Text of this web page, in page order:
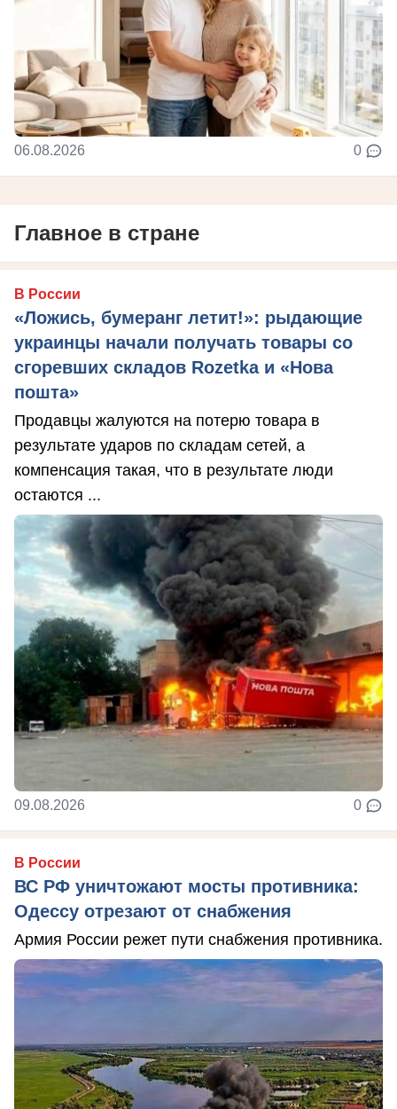
06.08.2026 0
Главное в стране
В России
«Ложись, бумеранг летит!»: рыдающие
украинцы начали получать товары со
сгоревших складов Rozetka и «Нова
пошта»
Продавцы жалуются на потерю товара в
результате ударов по складам сетей, а
компенсация такая, что в результате люди
остаются ...
09.08.2026 0
В России
ВС РФ уничтожают мосты противника:
Одессу отрезают от снабжения
Армия России режет пути снабжения противника.